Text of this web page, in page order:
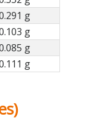
g
g
g
g